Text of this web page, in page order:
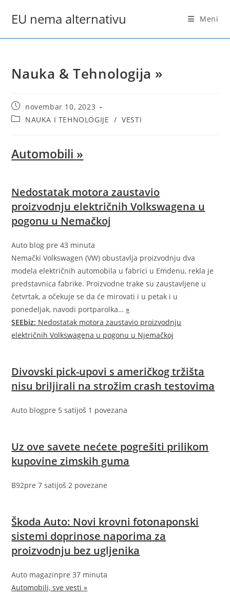
EU nema alternativu Meni
Nauka & Tehnologija »
Post
published:
novembar 10, 2023
PostNAUKA I TEHNOLOGIJE / VESTI
Automobili »
Nedostatak motora zaustavio
proizvodnju električnih Volkswagena u
pogonu u Nemačkoj
Auto blog pre 43 minuta
Nemački Volkswagen (VW) obustavlja proizvodnju dva
modela električnih automobila u fabrici u Emdenu, rekla je
predstavnica fabrike. Proizvodne trake su zaustavljene u
četvrtak, a očekuje se da će mirovati i u petak i u
ponedeljak, navodi portparolka…»
SEEbiz: Nedostatak motora zaustavio proizvodnju
električnih Volkswagena u pogonu u Njemačkoj
Divovski pick-upovi s američkog tržišta
nisu briljirali na strožim crash testovima
Auto blogpre 5 satijoš 1 povezana
Uz ove savete nećete pogrešiti prilikom
kupovine zimskih guma
B92pre 7 satijoš 2 povezane
Škoda Auto: Novi krovni fotonaponski
sistemi doprinose naporima za
proizvodnju bez ugljenika
Auto magazinpre 37 minuta
Automobili, sve vesti»